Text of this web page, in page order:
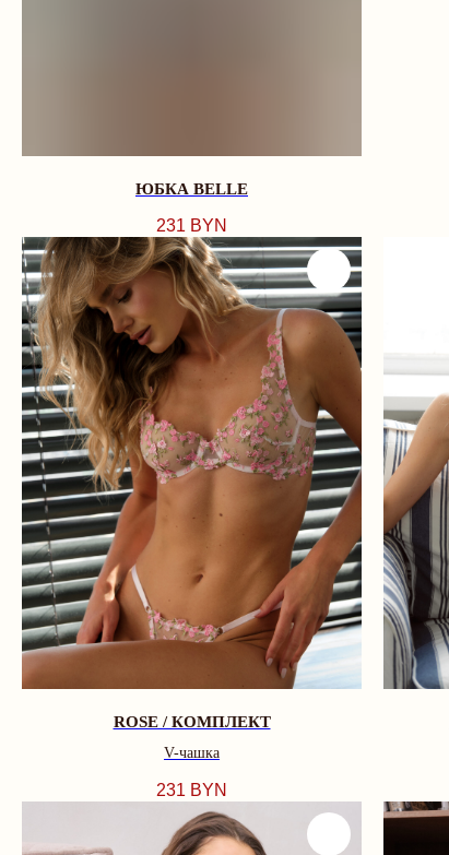
ЮБКА BELLE
231 BYN
ROSE / КОМПЛЕКТ
V-чашка
231 BYN